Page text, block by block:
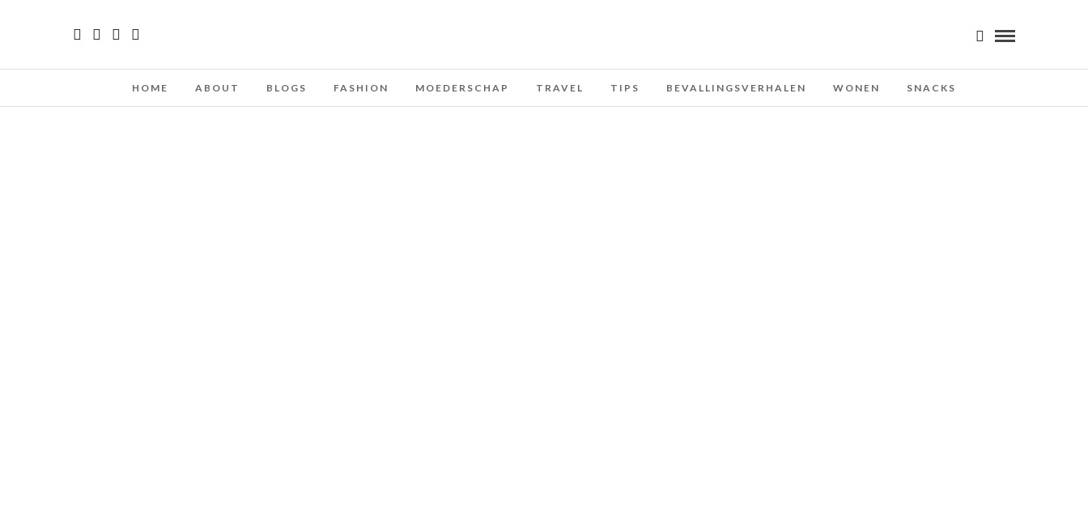
HOME ABOUT BLOGS FASHION MOEDERSCHAP TRAVEL TIPS BEVALLINGSVERHALEN WONEN SNACKS